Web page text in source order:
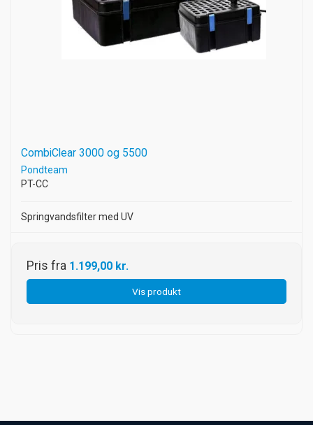
CombiClear 3000 og 5500
Pondteam
PT-CC
Springvandsfilter med UV
Pris fra 1.199,00 kr.
Vis produkt